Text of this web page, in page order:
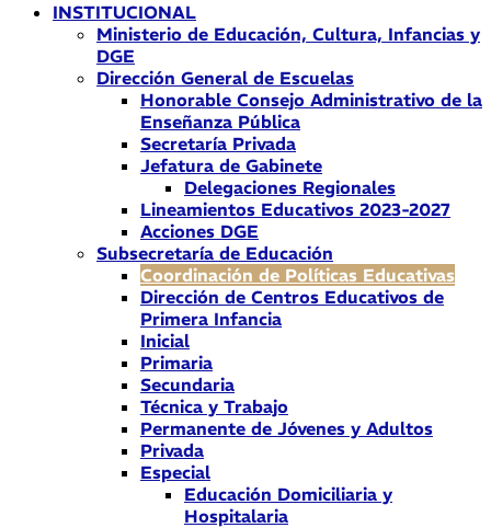
INSTITUCIONAL
Ministerio de Educación, Cultura, Infancias y
DGE
Dirección General de Escuelas
Honorable Consejo Administrativo de la
Enseñanza Pública
Secretaría Privada
Jefatura de Gabinete
Delegaciones Regionales
Lineamientos Educativos 2023-2027
Acciones DGE
Subsecretaría de Educación
Coordinación de Políticas Educativas
Dirección de Centros Educativos de
Primera Infancia
Inicial
Primaria
Secundaria
Técnica y Trabajo
Permanente de Jóvenes y Adultos
Privada
Especial
Educación Domiciliaria y
Hospitalaria